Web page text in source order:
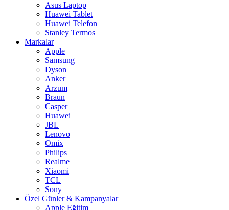
Asus Laptop
Huawei Tablet
Huawei Telefon
Stanley Termos
Markalar
Apple
Samsung
Dyson
Anker
Arzum
Braun
Casper
Huawei
JBL
Lenovo
Omix
Philips
Realme
Xiaomi
TCL
Sony
Özel Günler & Kampanyalar
Apple Eğitim